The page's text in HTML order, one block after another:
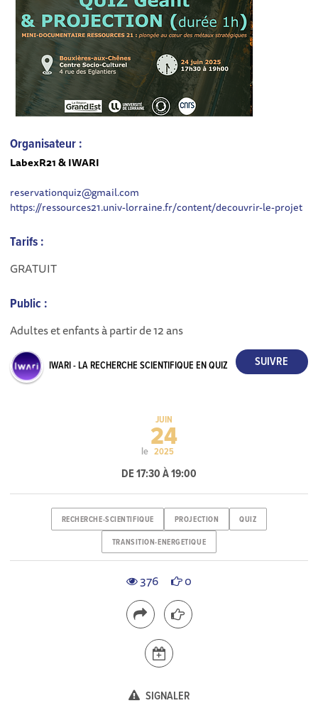
Organisateur :
LabexR21 & IWARI
reservationquiz@gmail.com
https://ressources21.univ-lorraine.fr/content/decouvrir-le-projet
Tarifs :
GRATUIT
Public :
Adultes et enfants à partir de 12 ans
IWARI - LA RECHERCHE SCIENTIFIQUE EN QUIZ
le
JUIN
24
2025
DE 17:30 À 19:00
RECHERCHE-SCIENTIFIQUE PROJECTION QUIZ
TRANSITION-ENERGETIQUE
376 0
SIGNALER